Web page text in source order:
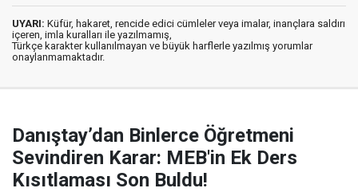
UYARI: Küfür, hakaret, rencide edici cümleler veya imalar, inançlara saldırı
içeren, imla kuralları ile yazılmamış,
Türkçe karakter kullanılmayan ve büyük harflerle yazılmış yorumlar
onaylanmamaktadır.
Danıştay’dan Binlerce Öğretmeni
Sevindiren Karar: MEB'in Ek Ders
Kısıtlaması Son Buldu!